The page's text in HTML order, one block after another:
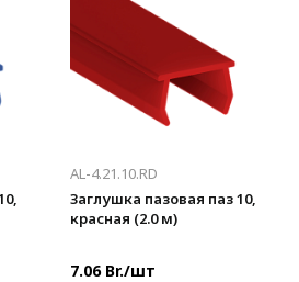
Масса, кг/шт:
AL-4.21.10.RD
Заглушка пазовая паз 10,
красная (2.0 м)
7.06 Br./шт